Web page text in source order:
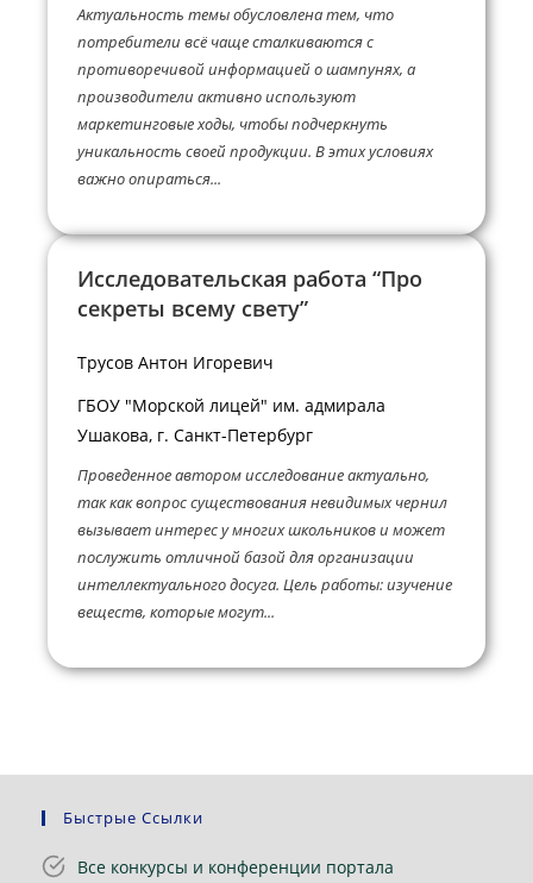
Актуальность темы обусловлена тем, что
потребители всё чаще сталкиваются с
противоречивой информацией о шампунях, а
производители активно используют
маркетинговые ходы, чтобы подчеркнуть
уникальность своей продукции. В этих условиях
важно опираться...
Исследовательская работа “Про
секреты всему свету”
Трусов Антон Игоревич
ГБОУ "Морской лицей" им. адмирала
Ушакова, г. Санкт-Петербург
Проведенное автором исследование актуально,
так как вопрос существования невидимых чернил
вызывает интерес у многих школьников и может
послужить отличной базой для организации
интеллектуального досуга. Цель работы: изучение
веществ, которые могут...
Быстрые Ссылки
Все конкурсы и конференции портала